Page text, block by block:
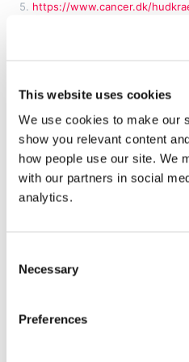
This website uses cookies
We use cookies to make our
show you relevant content
how people use our site. We
with our partners in social
analytics.
Selection
Necessary
Preferences
5. https://www.cancer.dk/
Seneste sundhedsnyheder